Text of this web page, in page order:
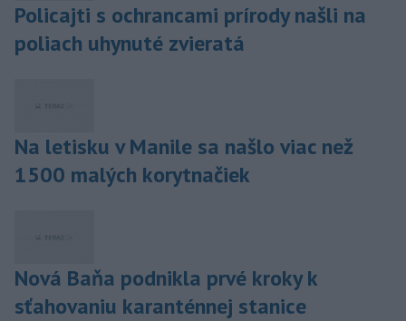
Policajti s ochrancami prírody našli na
poliach uhynuté zvieratá
Na letisku v Manile sa našlo viac než
1500 malých korytnačiek
Nová Baňa podnikla prvé kroky k
sťahovaniu karanténnej stanice